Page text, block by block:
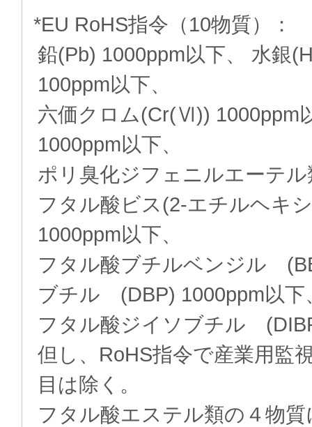
*EU RoHS指令（10物質）：
鉛(Pb) 1000ppm以下、 水銀
100ppm以下、
六価クロム(Cr(Ⅵ)) 1000ppm
1000ppm以下、
ポリ臭化ジフェニルエーテ
フタル酸ビス(2-エチルヘ
1000ppm以下、
フタル酸ブチルベンジル
ブチル (DBP) 1000ppm以下
フタル酸ジイソブチル
但し、RoHS指令で産業用監
目は除く。
フタル酸エステル類の４物